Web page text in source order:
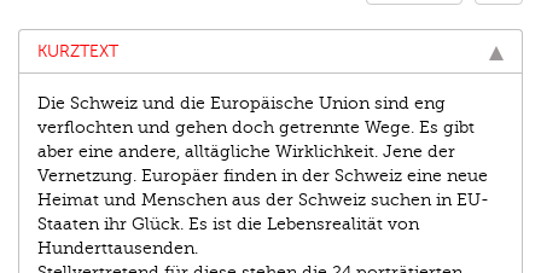
KURZTEXT
Die Schweiz und die Europäische Union sind eng
verﬂochten und gehen doch getrennte Wege. Es gibt
aber eine andere, alltägliche Wirklichkeit. Jene der
Vernetzung. Europäer ﬁnden in der Schweiz eine neue
Heimat und Menschen aus der Schweiz suchen in EU-
Staaten ihr Glück. Es ist die Lebensrealität von
Hunderttausenden.